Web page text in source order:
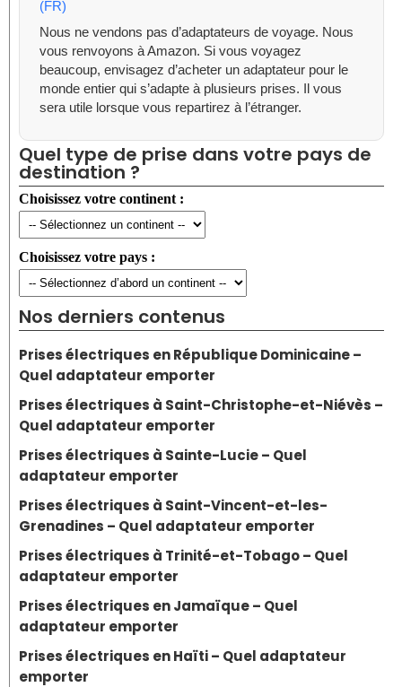
(FR)
Nous ne vendons pas d’adaptateurs de voyage. Nous
vous renvoyons à Amazon. Si vous voyagez
beaucoup, envisagez d’acheter un adaptateur pour le
monde entier qui s’adapte à plusieurs prises. Il vous
sera utile lorsque vous repartirez à l’étranger.
Quel type de prise dans votre pays de
destination ?
Choisissez votre continent :
Choisissez votre pays :
Nos derniers contenus
Prises électriques en République Dominicaine –
Quel adaptateur emporter
Prises électriques à Saint-Christophe-et-Niévès –
Quel adaptateur emporter
Prises électriques à Sainte-Lucie – Quel
adaptateur emporter
Prises électriques à Saint-Vincent-et-les-
Grenadines – Quel adaptateur emporter
Prises électriques à Trinité-et-Tobago – Quel
adaptateur emporter
Prises électriques en Jamaïque – Quel
adaptateur emporter
Prises électriques en Haïti – Quel adaptateur
emporter